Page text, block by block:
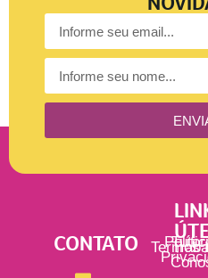
CONTATO Termos